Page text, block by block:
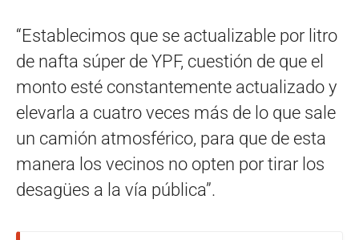
“Establecimos que se actualizable por litro
de nafta súper de YPF, cuestión de que el
monto esté constantemente actualizado y
elevarla a cuatro veces más de lo que sale
un camión atmosférico, para que de esta
manera los vecinos no opten por tirar los
desagües a la vía pública”.